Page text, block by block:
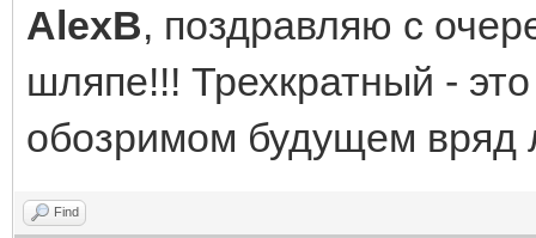
AlexB, поздравляю с
шляпе!!! Трехкратный -
обозримом будущем вряд
Find